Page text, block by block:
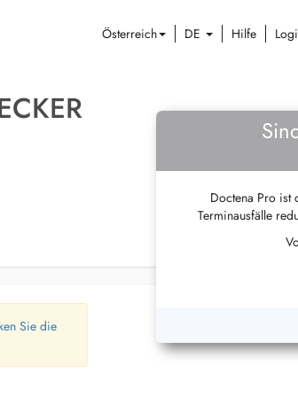
Österreich DE Hilfe
Doctena Pro ist
Terminausfälle
Sie die